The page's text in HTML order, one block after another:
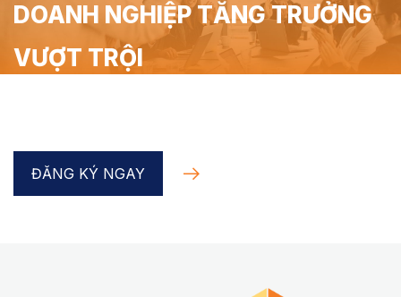
DOANH NGHIỆP TĂNG TRƯỞNG
VƯỢT TRỘI
ĐĂNG KÝ NGAY